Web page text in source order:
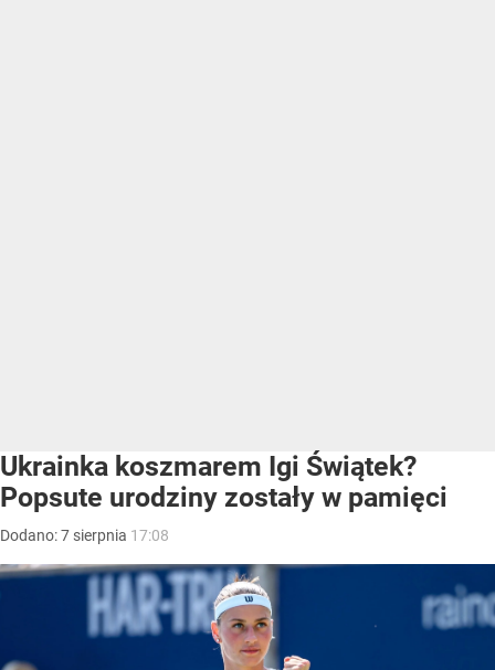
Ukrainka koszmarem Igi Świątek?
Popsute urodziny zostały w pamięci
Dodano:7 sierpnia 17:08